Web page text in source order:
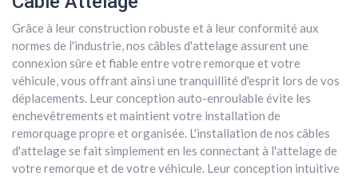
Grâce à leur construction robuste et à leur conformité aux
normes de l'industrie, nos câbles d'attelage assurent une
connexion sûre et fiable entre votre remorque et votre
véhicule, vous offrant ainsi une tranquillité d'esprit lors de vos
déplacements. Leur conception auto-enroulable évite les
enchevêtrements et maintient votre installation de
remorquage propre et organisée. L'installation de nos câbles
d'attelage se fait simplement en les connectant à l'attelage de
votre remorque et de votre véhicule. Leur conception intuitive